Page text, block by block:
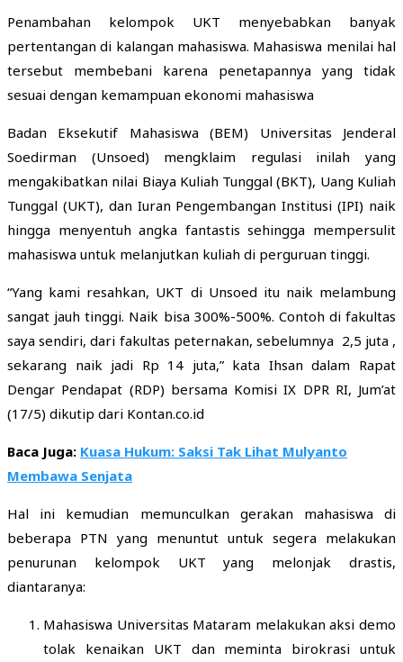
Penambahan kelompok UKT menyebabkan banyak
pertentangan di kalangan mahasiswa. Mahasiswa menilai hal
tersebut membebani karena penetapannya yang tidak
sesuai dengan kemampuan ekonomi mahasiswa
Badan Eksekutif Mahasiswa (BEM) Universitas Jenderal
Soedirman (Unsoed) mengklaim regulasi inilah yang
mengakibatkan nilai Biaya Kuliah Tunggal (BKT), Uang Kuliah
Tunggal (UKT), dan Iuran Pengembangan Institusi (IPI) naik
hingga menyentuh angka fantastis sehingga mempersulit
mahasiswa untuk melanjutkan kuliah di perguruan tinggi.
“Yang kami resahkan, UKT di Unsoed itu naik melambung
sangat jauh tinggi. Naik bisa 300%-500%. Contoh di fakultas
saya sendiri, dari fakultas peternakan, sebelumnya 2,5 juta ,
sekarang naik jadi Rp 14 juta,” kata Ihsan dalam Rapat
Dengar Pendapat (RDP) bersama Komisi IX DPR RI, Jum’at
(17/5) dikutip dari Kontan.co.id
Baca Juga: Kuasa Hukum: Saksi Tak Lihat Mulyanto
Membawa Senjata
Hal ini kemudian memunculkan gerakan mahasiswa di
beberapa PTN yang menuntut untuk segera melakukan
penurunan kelompok UKT yang melonjak drastis,
diantaranya:
Mahasiswa Universitas Mataram melakukan aksi demo
tolak kenaikan UKT dan meminta birokrasi untuk